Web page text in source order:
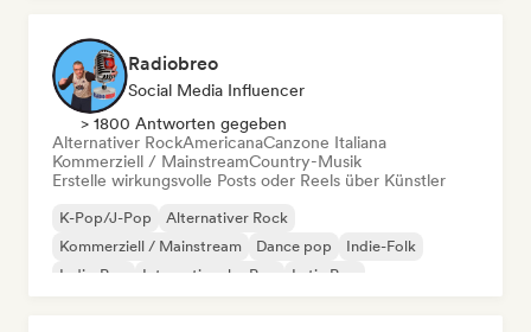
Radiobreo
Social Media Influencer
> 1800 Antworten gegeben
Alternativer RockAmericanaCanzone Italiana
Kommerziell / MainstreamCountry-Musik
Erstelle wirkungsvolle Posts oder Reels über Künstler
K-Pop/J-Pop
Alternativer Rock
Kommerziell / Mainstream
Dance pop
Indie-Folk
Indie-Pop
Internationaler Pop Latin Pop